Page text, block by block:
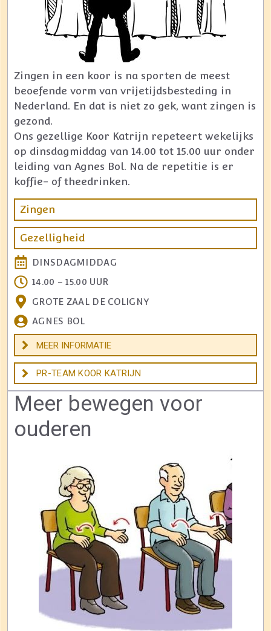
Zingen in een koor is na sporten de meest
beoefende vorm van vrijetijdsbesteding in
Nederland. En dat is niet zo gek, want zingen is
gezond.
Ons gezellige Koor Katrijn repeteert wekelijks
op dinsdagmiddag van 14.00 tot 15.00 uur onder
leiding van Agnes Bol. Na de repetitie is er
koffie- of theedrinken.
Zingen
Gezelligheid
DINSDAGMIDDAG
14.00 – 15.00 UUR
GROTE ZAAL DE COLIGNY
AGNES BOL
MEER INFORMATIE
PR-TEAM KOOR KATRIJN
Meer bewegen voor
ouderen